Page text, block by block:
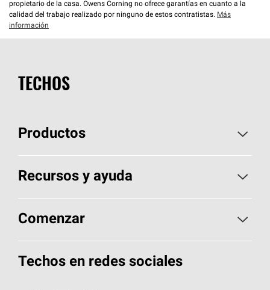
propietario de la casa. Owens Corning no ofrece garantías en cuanto a la
calidad del trabajo realizado por ninguno de estos contratistas. Más
información
TECHOS
Productos
Elija sus tejas
Encuentre un contratista
Componentes para techos
Recursos y ayuda
Aspectos básicos sobre techos
Herramientas de diseño y color
Comenzar
Llame al 1-800-GET-PINK®
Techos en redes sociales